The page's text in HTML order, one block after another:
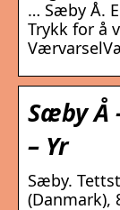
… Sæby Å.
Trykk for å
Sæby
– Yr
Sæby.
(Danmark),